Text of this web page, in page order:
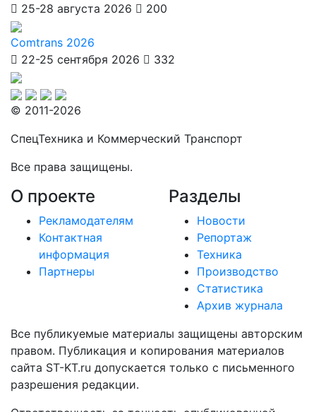
25-28 августа 2026
200
Comtrans 2026
22-25 сентября 2026
332
© 2011-2026
СпецТехника и Коммерческий Транспорт
Все права защищены.
О проекте
Рекламодателям
Контактная
информация
Партнеры
Разделы
Новости
Репортаж
Техника
Производство
Статистика
Архив журнала
Все публикуемые материалы защищены авторским
правом. Публикация и копирования материалов
сайта ST-KT.ru допускается только с письменного
разрешения редакции.